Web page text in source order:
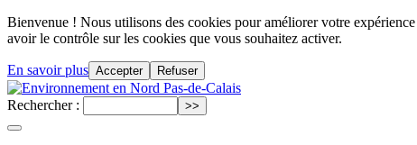
Bienvenue ! Nous utilisons des cookies pour améliorer votre
avoir le contrôle sur les cookies que vous souhaitez activer.
En savoir plus Accepter Refuser
Rechercher :